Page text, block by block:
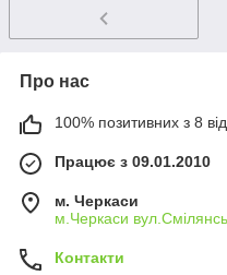
Про нас
100% позитивних з 8
Працює з 09.01.2010
м. Черкаси
м.Черкаси
Контакти